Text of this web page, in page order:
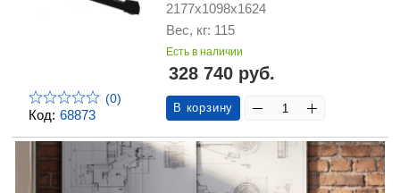
Код: 68873
(0)
2177х1098х1624
Вес, кг: 115
Есть в наличии
328 740 руб.
В корзину